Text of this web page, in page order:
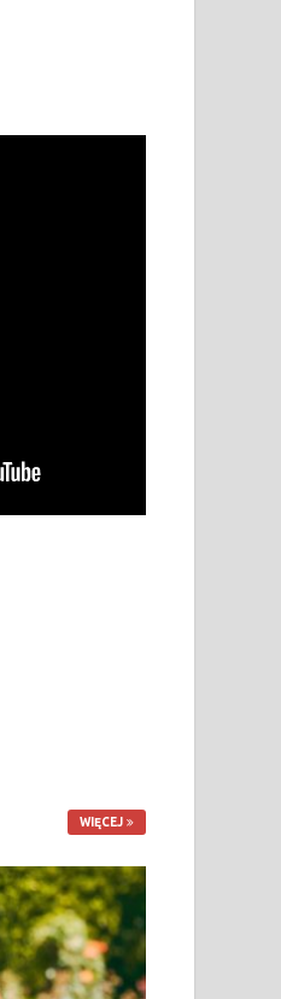
WIĘCEJ